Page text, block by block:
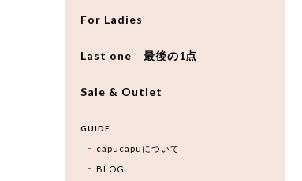
For Ladies
Last one 最後の1点
Sale & Outlet
GUIDE
capucapuについて
BLOG